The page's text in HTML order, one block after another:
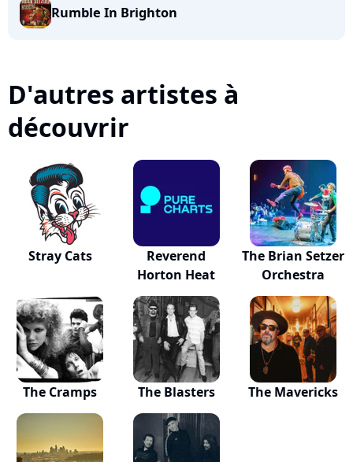
Rumble In Brighton
D'autres artistes à
découvrir
Stray Cats
Reverend
Horton Heat
The Brian Setzer
Orchestra
The Cramps The Blasters The Mavericks